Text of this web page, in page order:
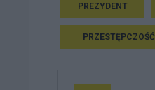
PREZYDENT
PRZESTĘPCZOŚĆ